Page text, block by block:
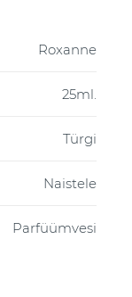
Roxanne
25ml.
Türgi
Naistele
Parfüümvesi